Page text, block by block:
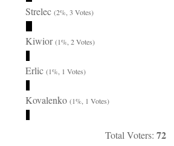
Strelec(2%, 3 Votes)
Kiwior(1%, 2 Votes)
Erlic(1%, 1 Votes)
Kovalenko(1%, 1 Votes)
Total Voters: 72